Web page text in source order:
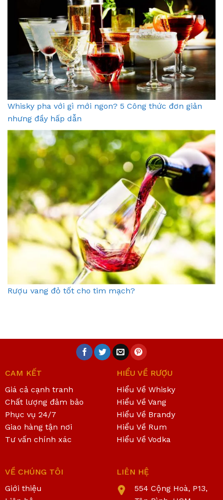
Whisky pha với gì mới ngon? 5 Công thức đơn giản
nhưng đầy hấp dẫn
Rượu vang đỏ tốt cho tim mạch?
CAM KẾT
Giá cả cạnh tranh
Chất lượng đảm bảo
Phục vụ 24/7
Giao hàng tận nơi
Tư vấn chính xác
HIỂU VỀ RƯỢU
Hiểu Về Whisky
Hiểu Về Vang
Hiểu Về Brandy
Hiểu Về Rum
Hiểu Về Vodka
VỀ CHÚNG TÔI
Giới thiệu
LIÊN HỆ
554 Cộng Hoà, P13,